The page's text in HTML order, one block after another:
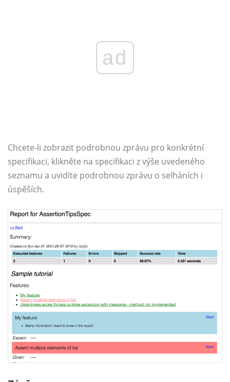
ad
Chcete-li zobrazit podrobnou zprávu pro konkrétní
specifikaci, klikněte na specifikaci z výše uvedeného
seznamu a uvidíte podrobnou zprávu o selháních i
úspěších.